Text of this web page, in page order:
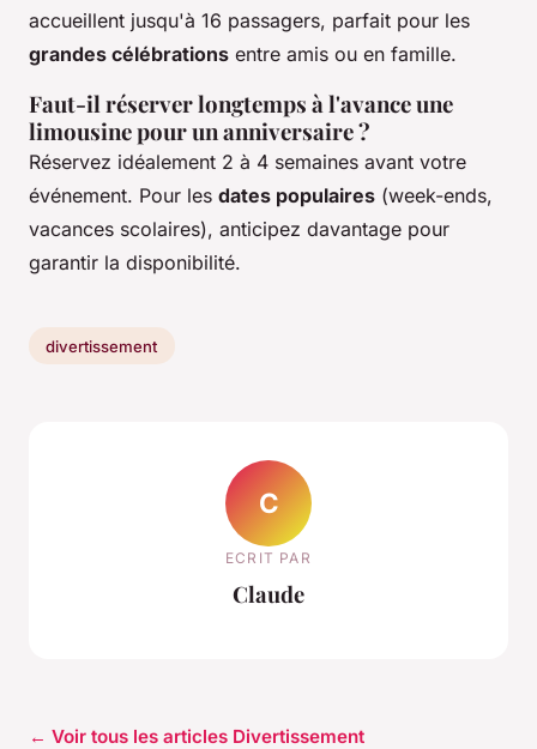
accueillent jusqu'à 16 passagers, parfait pour les
grandes célébrations entre amis ou en famille.
Faut-il réserver longtemps à l'avance une
limousine pour un anniversaire ?
Réservez idéalement 2 à 4 semaines avant votre
événement. Pour les dates populaires (week-ends,
vacances scolaires), anticipez davantage pour
garantir la disponibilité.
divertissement
C
ECRIT PAR
Claude
← Voir tous les articles Divertissement